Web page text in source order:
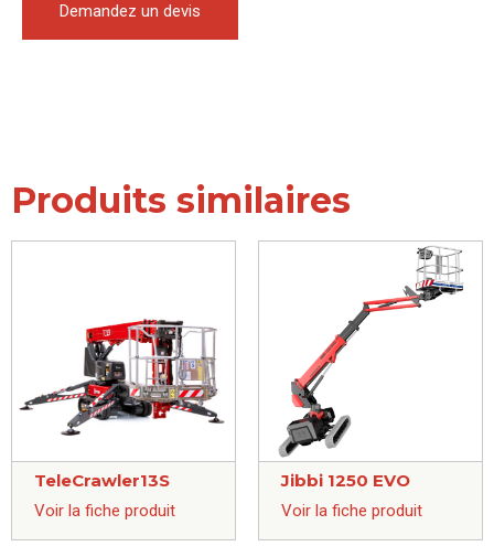
Demandez un devis
Produits similaires
TeleCrawler13S
Voir la fiche produit
Jibbi 1250 EVO
Voir la fiche produit